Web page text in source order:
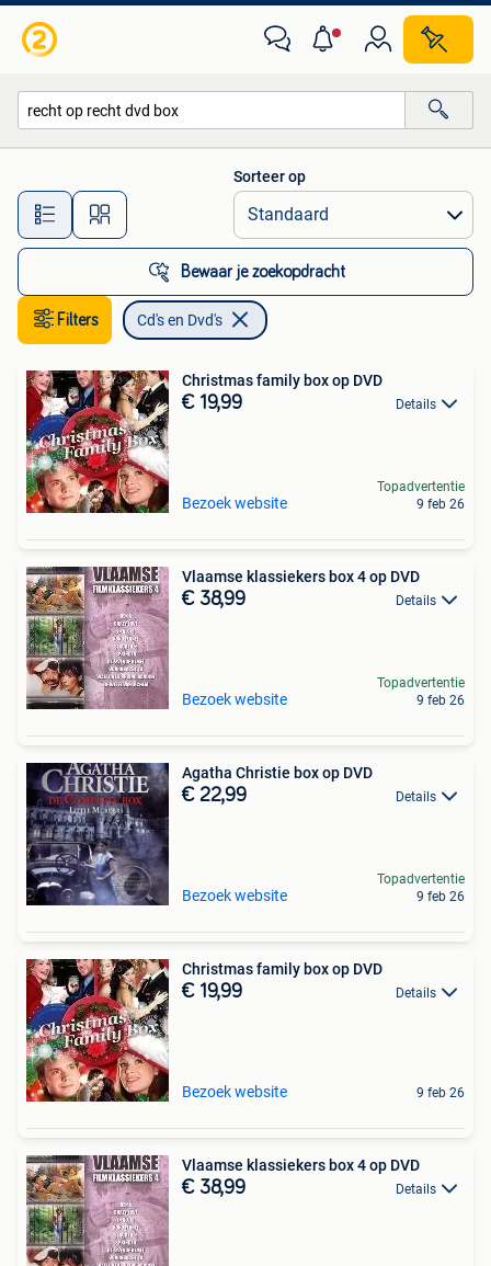
Alle afstanden…
Sorteer op
Bewaar je zoekopdracht
Filters Cd's en Dvd's
Christmas family box op DVD
€ 19,99 Details
Bezoek website
Topadvertentie
9 feb 26
Vlaamse klassiekers box 4 op DVD
€ 38,99 Details
Bezoek website
Topadvertentie
9 feb 26
Agatha Christie box op DVD
€ 22,99 Details
Bezoek website
Topadvertentie
9 feb 26
Christmas family box op DVD
€ 19,99 Details
Bezoek website 9 feb 26
Vlaamse klassiekers box 4 op DVD
€ 38,99 Details